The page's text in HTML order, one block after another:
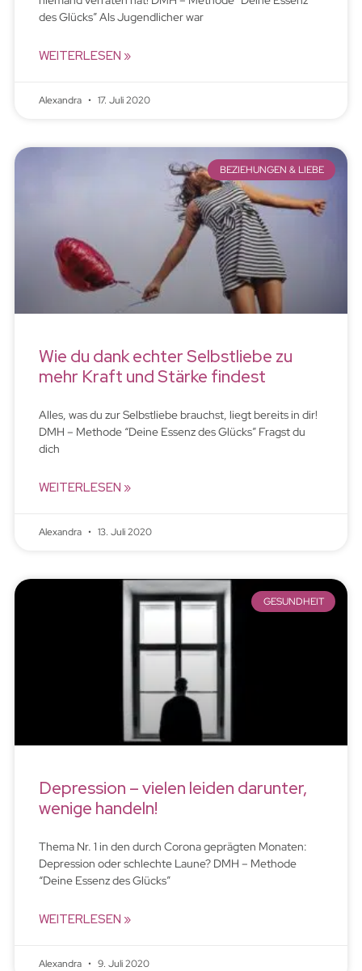
des Glücks” Als Jugendlicher war
WEITERLESEN »
Alexandra 17. Juli 2020
BEZIEHUNGEN & LIEBE
Wie du dank echter Selbstliebe zu
mehr Kraft und Stärke findest
Alles, was du zur Selbstliebe brauchst, liegt bereits in dir!
DMH – Methode “Deine Essenz des Glücks” Fragst du
dich
WEITERLESEN »
Alexandra 13. Juli 2020
GESUNDHEIT
Depression – vielen leiden darunter,
wenige handeln!
Thema Nr. 1 in den durch Corona geprägten Monaten:
Depression oder schlechte Laune? DMH – Methode
“Deine Essenz des Glücks”
WEITERLESEN »
Alexandra 9. Juli 2020